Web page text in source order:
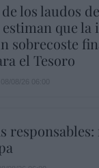
los laudos
que
sobrecoste
el Tesoro